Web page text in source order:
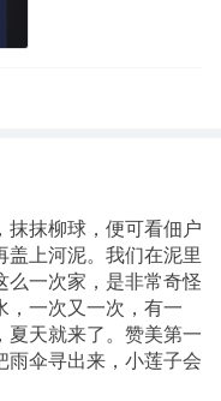
抹抹柳球，便可看佃户
上河泥。我们在泥里
么一次家，是非常奇怪
，一次又一次，有一
夏天就来了。赞美第一
雨伞寻出来，小莲子会